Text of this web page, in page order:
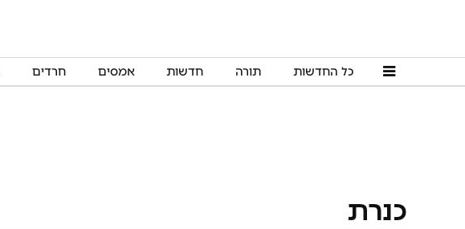
כל החדשות תורה חדשות אמסים חרדים
כנרת